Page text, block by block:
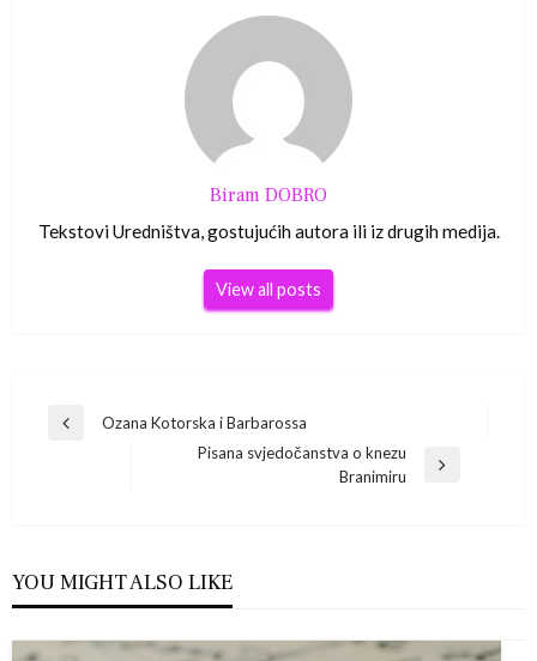
Biram DOBRO
Tekstovi Uredništva, gostujućih autora ili iz drugih medija.
View all posts
Navigacija
Previous
Ozana Kotorska i Barbarossa
Pisana svjedočanstva o knezu
Branimiru
YOU MIGHT ALSO LIKE